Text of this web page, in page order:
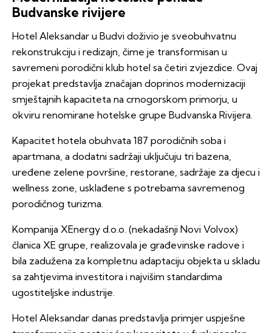
Budvanske rivijere
Hotel Aleksandar u Budvi doživio je sveobuhvatnu
rekonstrukciju i redizajn, čime je transformisan u
savremeni porodični klub hotel sa četiri zvjezdice. Ovaj
projekat predstavlja značajan doprinos modernizaciji
smještajnih kapaciteta na crnogorskom primorju, u
okviru renomirane hotelske grupe Budvanska Rivijera.
Kapacitet hotela obuhvata 187 porodičnih soba i
apartmana, a dodatni sadržaji uključuju tri bazena,
uređene zelene površine, restorane, sadržaje za djecu i
wellness zone, usklađene s potrebama savremenog
porodičnog turizma.
Kompanija XEnergy d.o.o. (nekadašnji Novi Volvox)
članica XE grupe, realizovala je građevinske radove i
bila zadužena za kompletnu adaptaciju objekta u skladu
sa zahtjevima investitora i najvišim standardima
ugostiteljske industrije.
Hotel Aleksandar danas predstavlja primjer uspješne